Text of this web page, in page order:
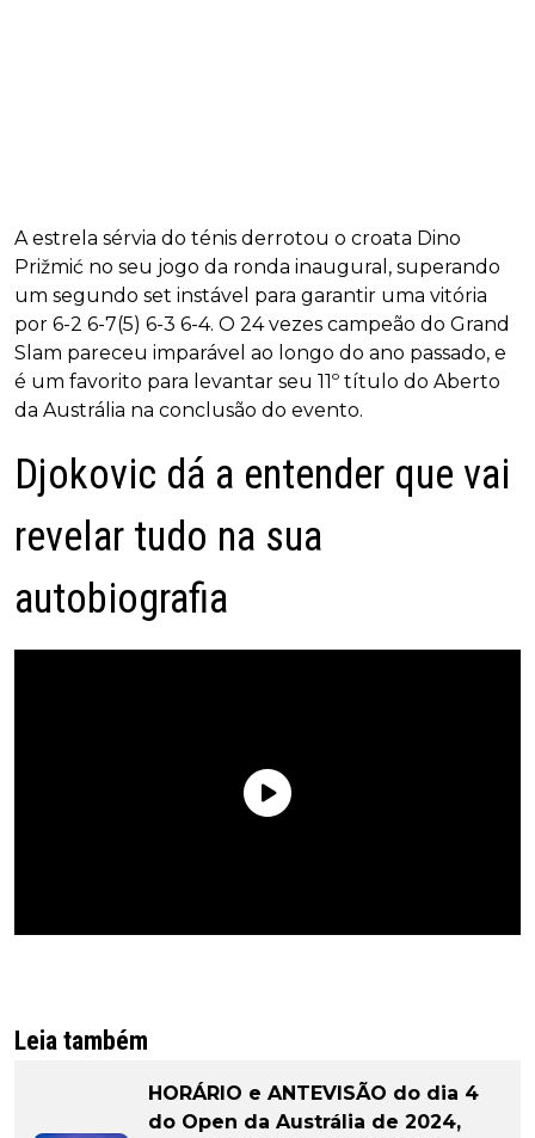
A estrela sérvia do ténis derrotou o croata Dino
Prižmić no seu jogo da ronda inaugural, superando
um segundo set instável para garantir uma vitória
por 6-2 6-7(5) 6-3 6-4. O 24 vezes campeão do Grand
Slam pareceu imparável ao longo do ano passado, e
é um favorito para levantar seu 11º título do Aberto
da Austrália na conclusão do evento.
Djokovic dá a entender que vai
revelar tudo na sua
autobiografia
Leia também
HORÁRIO e ANTEVISÃO do dia 4
do Open da Austrália de 2024,